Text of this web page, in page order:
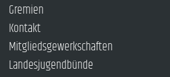
Gremien
Kontakt
Mitgliedsgewerkschaften
Landesjugendbünde